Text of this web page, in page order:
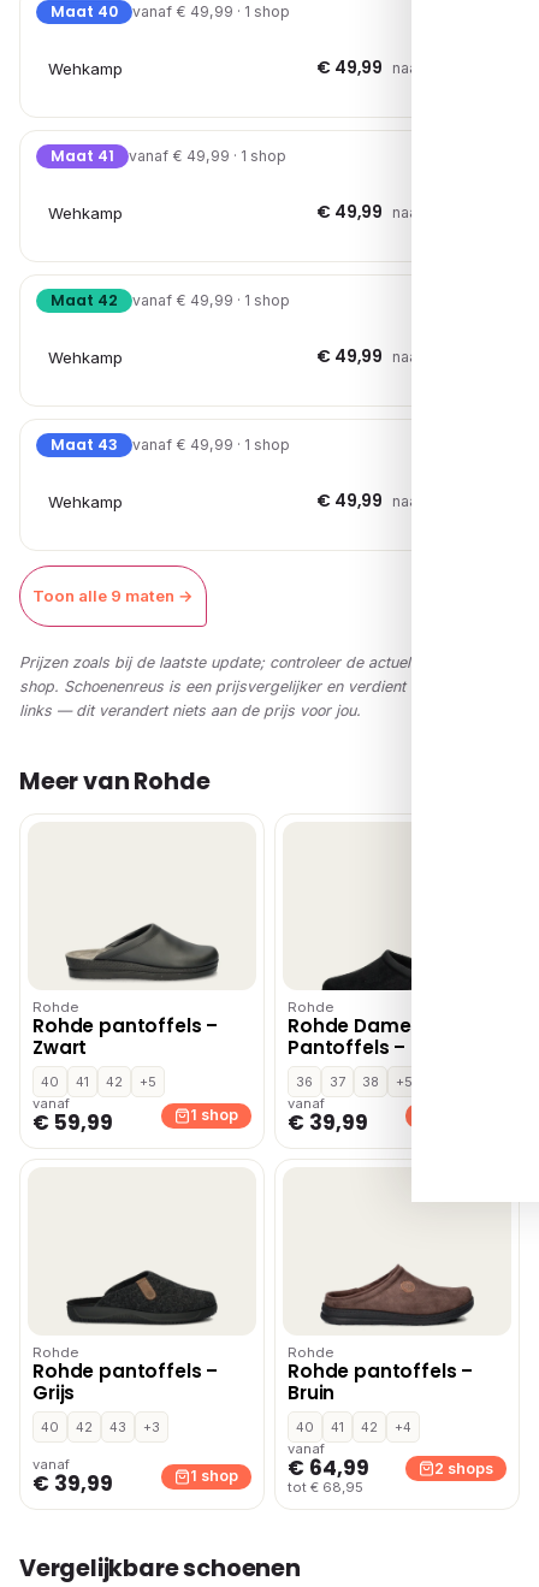
Maat 40 vanaf € 49,99 · 1 shop
Wehkamp € 49,99 naar shop →
Maat 41 vanaf € 49,99 · 1 shop
Wehkamp € 49,99 naar shop →
Maat 42 vanaf € 49,99 · 1 shop
Wehkamp € 49,99 naar shop →
Maat 43 vanaf € 49,99 · 1 shop
Wehkamp € 49,99 naar shop →
Toon alle 9 maten →
Prijzen zoals bij de laatste update; controleer de actuele prijs in de
shop. Schoenenreus is een prijsvergelijker en verdient via affiliate-
links — dit verandert niets aan de prijs voor jou.
Meer van Rohde
Rohde
Rohde pantoffels –
Zwart
40 41 42
+5
vanaf
€ 59,99 1 shop
Rohde
Rohde Dames
Pantoffels – Zwart
36 37 38
+5
vanaf
€ 39,99
Rohde
Rohde pantoffels –
Grijs
40 42 43 +3
vanaf
€ 39,99 1 shop
Rohde
Rohde pantoffels –
Bruin
40 41 42
+4
vanaf
€ 64,99
tot € 68,95
2 shops
Vergelijkbare schoenen